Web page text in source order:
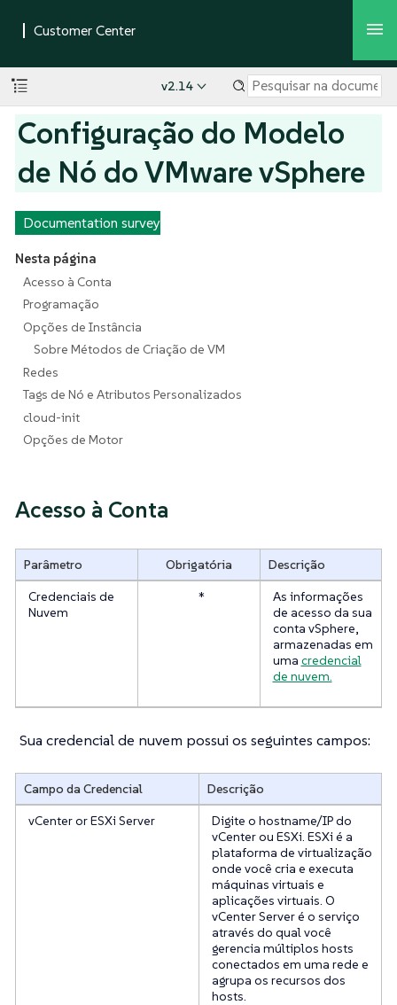
v2.14
Configuração do Modelo
de Nó do VMware vSphere
Documentation survey
Nesta página
Acesso à Conta
Programação
Opções de Instância
Sobre Métodos de Criação de VM
Redes
Tags de Nó e Atributos Personalizados
cloud-init
Opções de Motor
Acesso à Conta
Parâmetro Obrigatória
Descrição
Credenciais de
Nuvem
*
As informações
de acesso da sua
conta vSphere,
armazenadas em
uma credencial
de nuvem.
Sua credencial de nuvem possui os seguintes campos:
Campo da Credencial
Descrição
vCenter or ESXi Server
Digite o hostname/IP do
vCenter ou ESXi. ESXi é a
plataforma de virtualização
onde você cria e executa
máquinas virtuais e
aplicações virtuais. O
vCenter Server é o serviço
através do qual você
gerencia múltiplos hosts
conectados em uma rede e
agrupa os recursos dos
hosts.